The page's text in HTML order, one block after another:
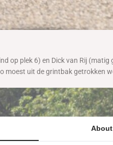
op plek 6) en Dick van Rij
moest uit de grintbak getrokken